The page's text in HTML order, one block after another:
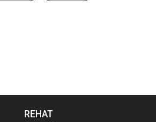
REHAT